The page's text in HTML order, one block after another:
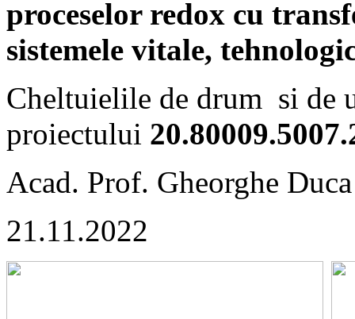
proceselor redox cu
sistemele vitale,
Cheltuielile de drum si de
proiectului
Acad. Prof. Gheorghe Duca
21.11.2022